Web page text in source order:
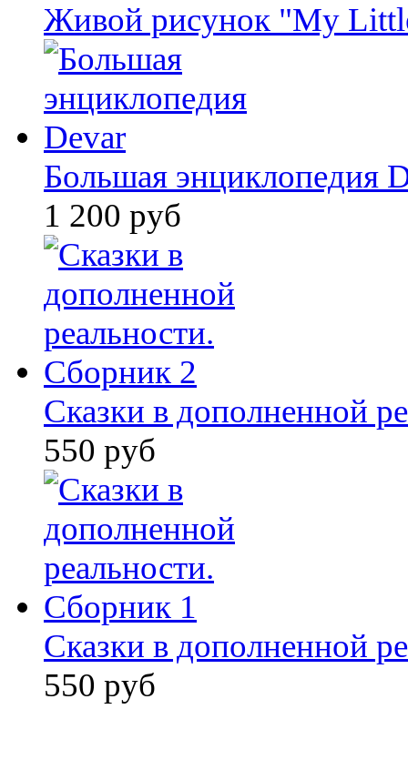
Живой рисунок "My
Большая энциклопедия
1 200 руб
Сказки в дополненной
550 руб
Сказки в дополненной
550 руб